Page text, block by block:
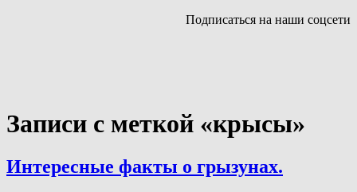
Подписаться на наши соцсети
Записи с меткой «крысы»
Интересные факты о грызунах.